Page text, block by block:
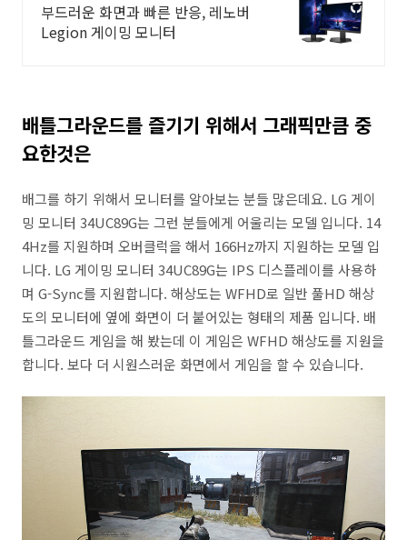
부드러운 화면과 빠른 반응, 레노버
Legion 게이밍 모니터
배틀그라운드를 즐기기 위해서 그래픽만큼 중
요한것은
배그를 하기 위해서 모니터를 알아보는 분들 많은데요. LG 게이
밍 모니터 34UC89G는 그런 분들에게 어울리는 모델 입니다. 14
4Hz를 지원하며 오버클럭을 해서 166Hz까지 지원하는 모델 입
니다. LG 게이밍 모니터 34UC89G는 IPS 디스플레이를 사용하
며 G-Sync를 지원합니다. 해상도는 WFHD로 일반 풀HD 해상
도의 모니터에 옆에 화면이 더 붙어있는 형태의 제품 입니다. 배
틀그라운드 게임을 해 봤는데 이 게임은 WFHD 해상도를 지원을
합니다. 보다 더 시원스러운 화면에서 게임을 할 수 있습니다.